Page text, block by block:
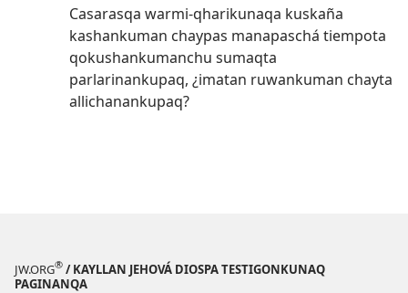
Casarasqa warmi-qharikunaqa kuskaña
kashankuman chaypas manapaschá tiempota
qokushankumanchu sumaqta
parlarinankupaq, ¿imatan ruwankuman chayta
allichanankupaq?
JW.ORG® / KAYLLAN JEHOVÁ DIOSPA TESTIGONKUNAQ
PAGINANQA